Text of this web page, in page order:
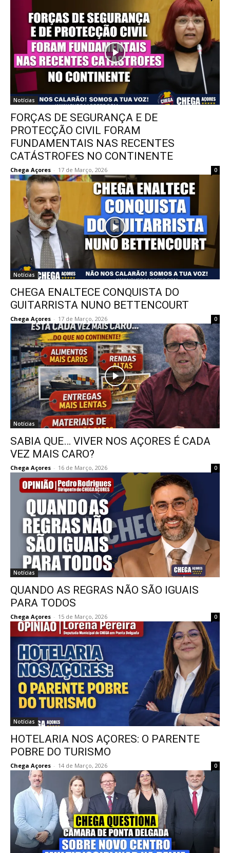
Notícias
FORÇAS DE SEGURANÇA E DE
PROTECÇÃO CIVIL FORAM
FUNDAMENTAIS NAS RECENTES
CATÁSTROFES NO CONTINENTE
Chega Açores - 17 de Março, 2026 0
Notícias
CHEGA ENALTECE CONQUISTA DO
GUITARRISTA NUNO BETTENCOURT
Chega Açores - 17 de Março, 2026 0
Notícias
SABIA QUE… VIVER NOS AÇORES É CADA
VEZ MAIS CARO?
Chega Açores - 16 de Março, 2026 0
Notícias
QUANDO AS REGRAS NÃO SÃO IGUAIS
PARA TODOS
Chega Açores - 15 de Março, 2026 0
Notícias
HOTELARIA NOS AÇORES: O PARENTE
POBRE DO TURISMO
Chega Açores - 14 de Março, 2026 0